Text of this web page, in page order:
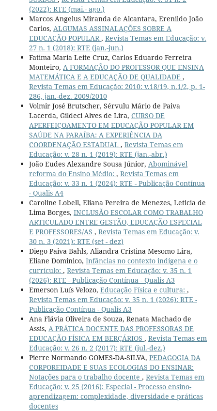
(2022): RTE (mai.- ago.)
Marcos Angelus Miranda de Alcantara, Erenildo João
Carlos, ALGUMAS ASSINALAÇÕES SOBRE A
EDUCAÇÃO POPULAR , Revista Temas em Educação: v.
27 n. 1 (2018): RTE (jan.-jun.)
Fatima Maria Leite Cruz, Carlos Eduardo Ferreira
Monteiro, A FORMAÇÃO DO PROFESSOR QUE ENSINA
MATEMÁTICA E A EDUCAÇÃO DE QUALIDADE ,
Revista Temas em Educação: 2010: v.18/19, n.1/2, p. 1-
286, jan.-dez. 2009/2010
Volmir José Brutscher, Sérvulu Mário de Paiva
Lacerda, Gildeci Alves de Lira, CURSO DE
APERFEIÇOAMENTO EM EDUCAÇÃO POPULAR EM
SAÚDE NA PARAÍBA: A EXPERIÊNCIA DA
COORDENAÇÃO ESTADUAL , Revista Temas em
Educação: v. 28 n. 1 (2019): RTE (jan.-abr.)
João Eudes Alexandre Sousa Júnior, Abominável
reforma do Ensino Médio: , Revista Temas em
Educação: v. 33 n. 1 (2024): RTE - Publicação Contínua
- Qualis A4
Caroline Lobell, Eliana Pereira de Menezes, Leticia de
Lima Borges, INCLUSÃO ESCOLAR COMO TRABALHO
ARTICULADO ENTRE GESTÃO, EDUCAÇÃO ESPECIAL
E PROFESSORES/AS , Revista Temas em Educação: v.
30 n. 3 (2021): RTE (set - dez)
Diego Paiva Bahls, Aliandra Cristina Mesomo Lira,
Eliane Dominico, Infâncias no contexto indígena e o
currículo: , Revista Temas em Educação: v. 35 n. 1
(2026): RTE - Publicação Contínua - Qualis A3
Emerson Luís Velozo, Educação Física e cultura: ,
Revista Temas em Educação: v. 35 n. 1 (2026): RTE -
Publicação Contínua - Qualis A3
Ana Flávia Oliveira de Souza, Renata Machado de
Assis, A PRÁTICA DOCENTE DAS PROFESSORAS DE
EDUCAÇÃO FÍSICA EM BERÇÁRIOS , Revista Temas em
Educação: v. 26 n. 2 (2017): RTE (jul.-dez.)
Pierre Normando GOMES-DA-SILVA, PEDAGOGIA DA
CORPOREIDADE E SUAS ECOLOGIAS DO ENSINAR:
Notações para o trabalho docente , Revista Temas em
Educação: v. 25 (2016): Especial - Processo ensino-
aprendizagem: complexidade, diversidade e práticas
docentes